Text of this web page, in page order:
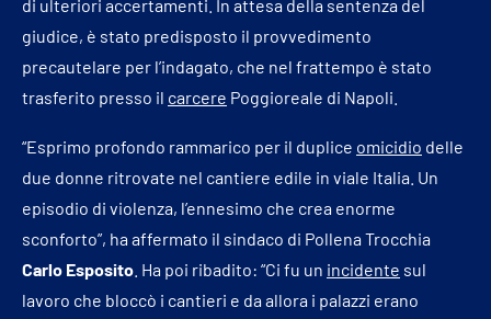
di ulteriori accertamenti. In attesa della sentenza del
giudice, è stato predisposto il provvedimento
precautelare per l’indagato, che nel frattempo è stato
trasferito presso il carcere Poggioreale di Napoli.
“Esprimo profondo rammarico per il duplice omicidio delle
due donne ritrovate nel cantiere edile in viale Italia. Un
episodio di violenza, l’ennesimo che crea enorme
sconforto”, ha affermato il sindaco di Pollena Trocchia
Carlo Esposito . Ha poi ribadito: “Ci fu un incidente sul
lavoro che bloccò i cantieri e da allora i palazzi erano